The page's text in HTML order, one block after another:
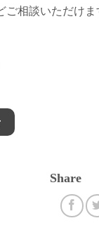
ご相談いただけま
Share